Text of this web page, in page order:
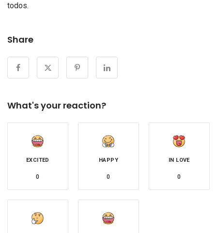
todos.
Share
What's your reaction?
EXCITED
0
HAPPY
0
IN LOVE
0